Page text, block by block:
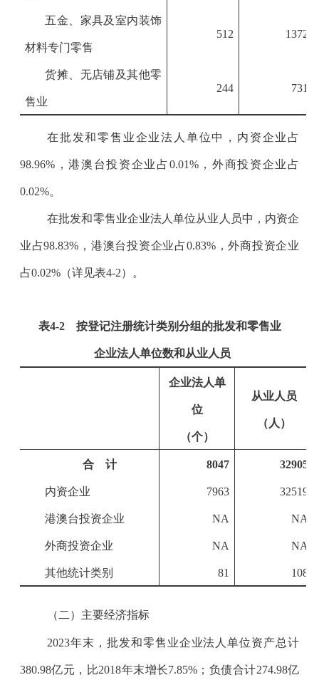
五金、家具及室内装饰
材料专门零售
512 1372
货摊、无店铺及其他零
售业
244 731
在批发和零售业企业法人单位中，内资企业占
98.96%，港澳台投资企业占0.01%，外商投资企业占
0.02%。
在批发和零售业企业法人单位从业人员中，内资企
业占98.83% ，港澳台投资企业占0.83%，外商投资企业
占0.02%（详见表4-2）。
表4-2按登记注册统计类别分组的批发和零售业
企业法人单位数和从业人员
企业法人单
位
（个）
从业人员
（人）
合 计 8047 32905
内资企业 7963 32519
港澳台投资企业 NA NA
外商投资企业 NA NA
其他统计类别 81 108
（二）主要经济指标
2023年末，批发和零售业企业法人单位资产总计
380.98亿元，比2018年末增长7.85% ；负债合计274.98亿